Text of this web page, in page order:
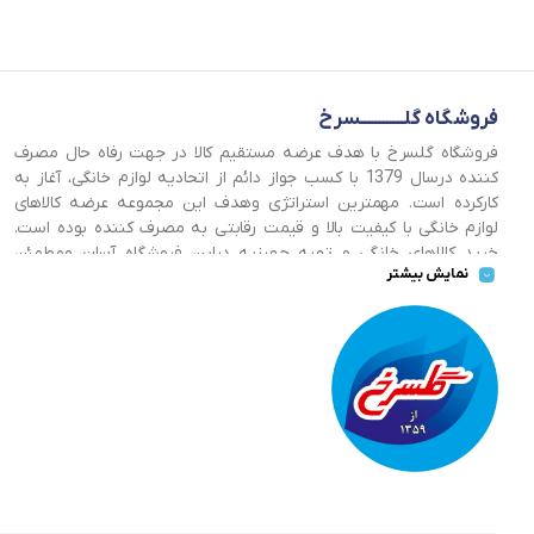
فروشگاه گلــــــــــــسرخ
فروشگاه گلسرخ با هدف عرضه مستقیم کالا در جهت رفاه حال مصرف
کننده درسال 1379 با کسب جواز دائم از اتحادیه لوازم خانگی، آغاز به
کارکرده است. مهمترین استراتژی وهدف این مجموعه عرضه کالاهای
لوازم خانگی با کیفیت بالا و قیمت رقابتی به مصرف کننده بوده است.
خرید کالاهای خانگی و تهیه جهیزیه دراین فروشگاه آسان ومطمئن
صورت می پذیرد . گسترش کسب وکارهای اینترنتی ما را بر آن داشت تا
با ایجاد فروشگاه اینترنتی گلسرخ به خدمت رسانی گسترده تر و با
شرایط بهتر بپردازیم.
نمایش بیشتر